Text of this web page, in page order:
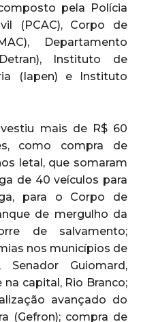
pela Polícia
(PCAC), Corpo de
Departamento
Instituto de
(Iapen) e Instituto
mais de R$ 60
como compra de
letal, que somaram
de 40 veículos para
para o Corpo de
de mergulho da
de salvamento;
nos municípios de
Guiomard,
na capital, Rio Branco;
avançado do
(Gefron); compra de